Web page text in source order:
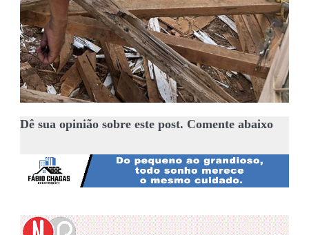
Dê sua opinião sobre este post. Comente abaixo